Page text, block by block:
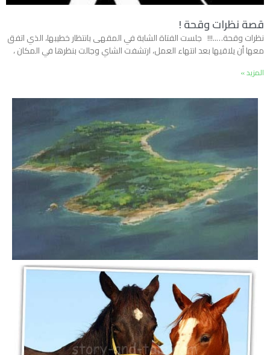
قصة نظرات وقحة !
نظرات وقحة…..!!! جلست الفتاة الشابة في المقهى بانتظار خطيبها، الذي اتفق
معها أن يلاقيها بعد انتهاء العمل، ارتشفت الشاي وجالت بنظرها في المكان ،
المزيد »